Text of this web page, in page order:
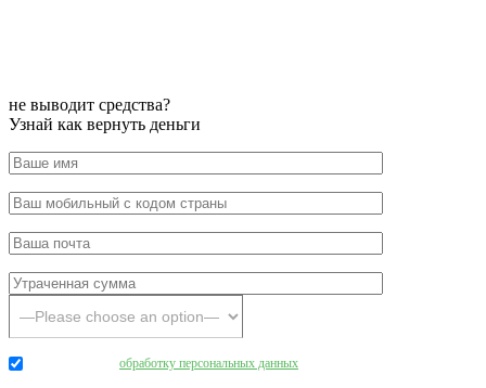
не выводит средства?
Узнай как вернуть деньги
обработку персональных данных